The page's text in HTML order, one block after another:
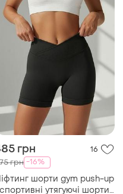
485 грн
575 грн
шорти gym push-up
утягуючі шорти
високою посадкою |
і ще 2
TOP